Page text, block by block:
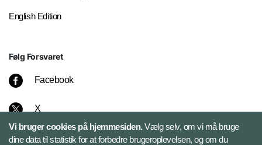
English Edition
Følg Forsvaret
Facebook
X
Instagram
Vi bruger cookies på hjemmesiden.Vælg selv, om vi må bruge
dine data til statistik for at forbedre brugeroplevelsen, og om du